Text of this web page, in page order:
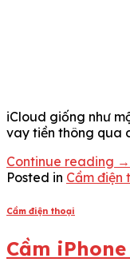
iCloud giống như
vay tiền thông qua
Continue reading →
Posted in Cầm điện
Cầm điện thoại
Cầm